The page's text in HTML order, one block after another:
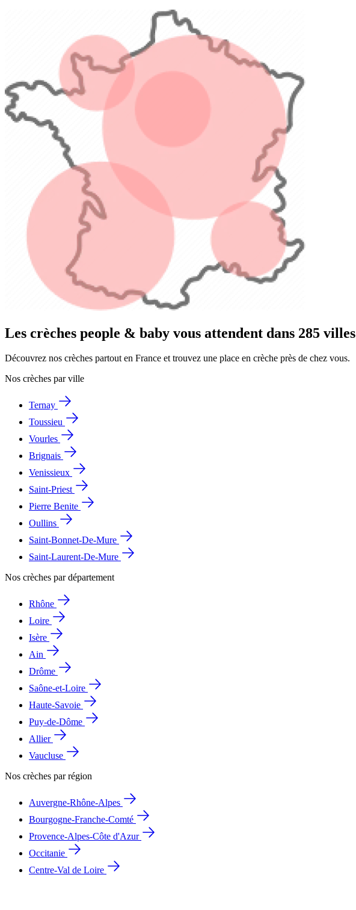
Les crèches people & baby vous attendent dans 285 villes
Découvrez nos crèches partout en France et trouvez une place en crèche près de chez vous.
Nos crèches par ville
Ternay
Toussieu
Vourles
Brignais
Venissieux
Saint-Priest
Pierre Benite
Oullins
Saint-Bonnet-De-Mure
Saint-Laurent-De-Mure
Nos crèches par département
Rhône
Loire
Isère
Ain
Drôme
Saône-et-Loire
Haute-Savoie
Puy-de-Dôme
Allier
Vaucluse
Nos crèches par région
Auvergne-Rhône-Alpes
Bourgogne-Franche-Comté
Provence-Alpes-Côte d'Azur
Occitanie
Centre-Val de Loire